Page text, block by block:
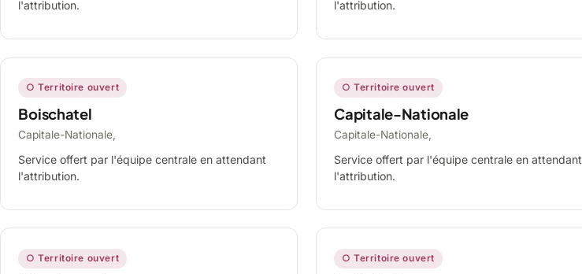
l'attribution.
l'attribution.
○ Territoire ouvert
Boischatel
Capitale-Nationale,
Service offert par l'équipe centrale en attendant
l'attribution.
○ Territoire ouvert
Capitale-Nationale
Capitale-Nationale,
Service offert par l'équipe centrale en attendant
l'attribution.
○ Territoire ouvert ○ Territoire ouvert